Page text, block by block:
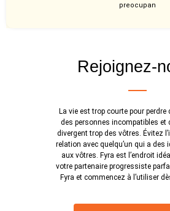
preocupan
Rejoignez-
La vie est trop courte pour perdre
des personnes incompatibles et
divergent trop des vôtres. Évitez
relation avec quelqu’un qui a des
aux vôtres. Fyra est l’endroit
votre partenaire progressiste
Fyra et commencez à l’utiliser